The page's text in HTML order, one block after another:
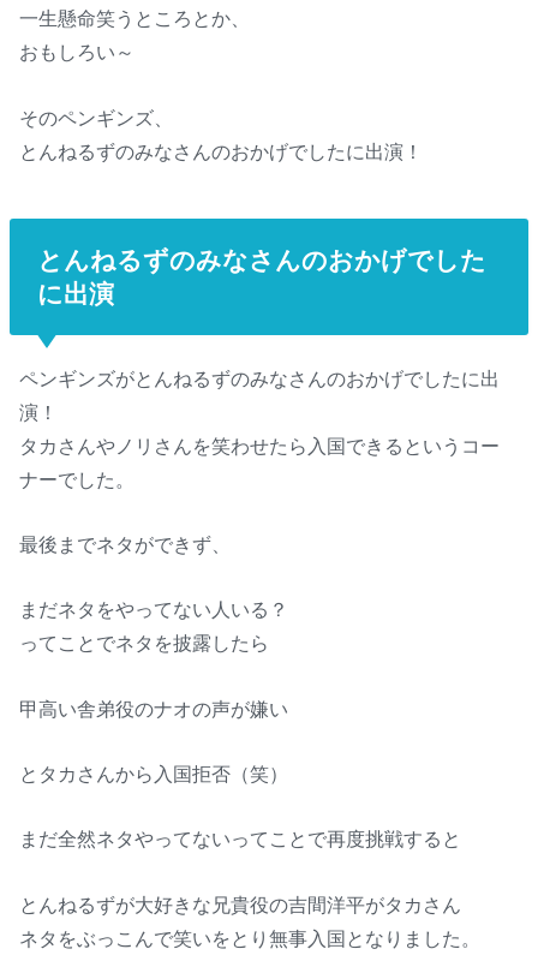
一生懸命笑うところとか、
おもしろい～
そのペンギンズ、
とんねるずのみなさんのおかげでしたに出演！
とんねるずのみなさんのおかげでした
に出演
ペンギンズがとんねるずのみなさんのおかげでしたに出
演！
タカさんやノリさんを笑わせたら入国できるというコー
ナーでした。
最後までネタができず、
まだネタをやってない人いる？
ってことでネタを披露したら
甲高い舎弟役のナオの声が嫌い
とタカさんから入国拒否（笑）
まだ全然ネタやってないってことで再度挑戦すると
とんねるずが大好きな兄貴役の吉間洋平がタカさん
ネタをぶっこんで笑いをとり無事入国となりました。